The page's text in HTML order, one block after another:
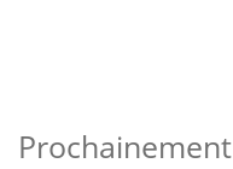
Prochainement